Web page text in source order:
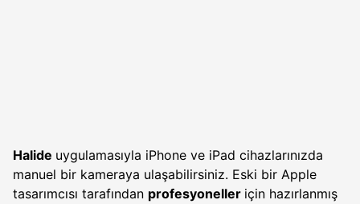
Halide uygulamasıyla iPhone ve iPad cihazlarınızda
manuel bir kameraya ulaşabilirsiniz. Eski bir Apple
tasarımcısı tarafından profesyoneller için hazırlanmış